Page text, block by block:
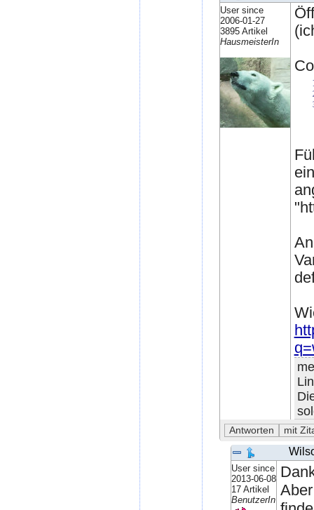
User since
2006-01-27
3895 Artikel
HausmeisterIn
User since
2013-06-08
17 Artikel
BenutzerIn